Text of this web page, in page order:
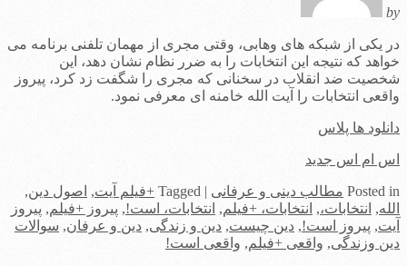
by
در یکی از شبکه های وهابی، وقتی مجری از مهمان تلفنی برنامه می
خواهد که نتیجه این انتخابات را به ضرر نظام نشان دهد، این
شخصیت ضد انقلاب در سخنانی که مجری را شگفت زد کرد، پیروز
واقعی انتخابات را آیت الله خامنه ای معرفی نمود.
دانلود ها پلاس
اس ام اس جدید
Posted in مطالب دینی و عرفانی |
Tagged +فیلم آیت, اصول دین,
الله, انتخابات،, انتخابات، +فیلم, انتخابات، است!, پیروز +فیلم, پیروز
آیت, پیروز است!, دین چیست, دین و زندگی, دین و عرفان, سوالات
دین وزندگی, واقعی +فیلم, واقعی است!